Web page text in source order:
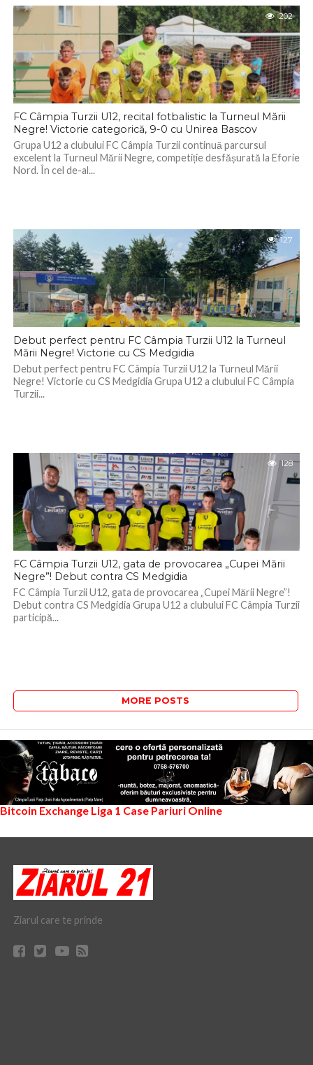
202
FC Câmpia Turzii U12, recital fotbalistic la Turneul Mării
Negre! Victorie categorică, 9-0 cu Unirea Bascov
Grupa U12 a clubului FC Câmpia Turzii continuă parcursul
excelent la Turneul Mării Negre, competiție desfășurată la Eforie
Nord. În cel de-al...
127
Debut perfect pentru FC Câmpia Turzii U12 la Turneul
Mării Negre! Victorie cu CS Medgidia
Debut perfect pentru FC Câmpia Turzii U12 la Turneul Mării
Negre! Victorie cu CS Medgidia Grupa U12 a clubului FC Câmpia
Turzii...
128
FC Câmpia Turzii U12, gata de provocarea „Cupei Mării
Negre”! Debut contra CS Medgidia
FC Câmpia Turzii U12, gata de provocarea „Cupei Mării Negre”!
Debut contra CS Medgidia Grupa U12 a clubului FC Câmpia Turzii
participă...
MORE POSTS
Bitcoin Exchange Liga 1 Case Pariuri Online
Ziarul care te prinde